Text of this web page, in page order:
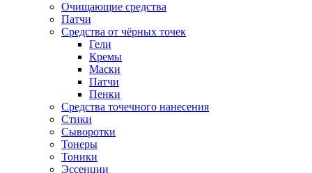
Очищающие средства
Патчи
Средства от чёрных точек
Гели
Кремы
Маски
Патчи
Пенки
Средства точечного нанесения
Стики
Сыворотки
Тонеры
Тоники
Эссенции